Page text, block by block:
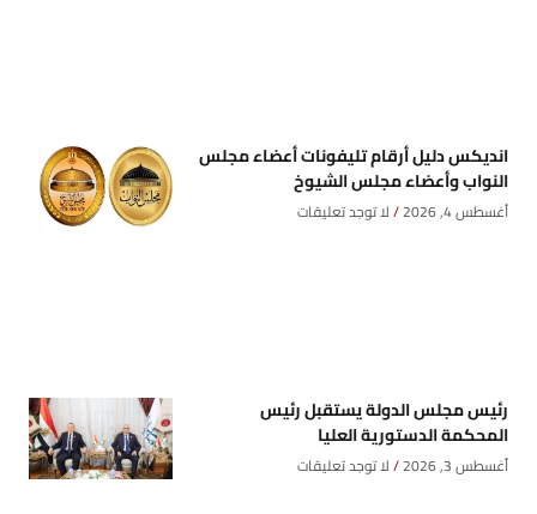
انديكس دليل أرقام تليفونات أعضاء مجلس
النواب وأعضاء مجلس الشيوخ
أغسطس 4, 2026 لا توجد تعليقات
رئيس مجلس الدولة يستقبل رئيس
المحكمة الدستورية العليا
أغسطس 3, 2026 لا توجد تعليقات